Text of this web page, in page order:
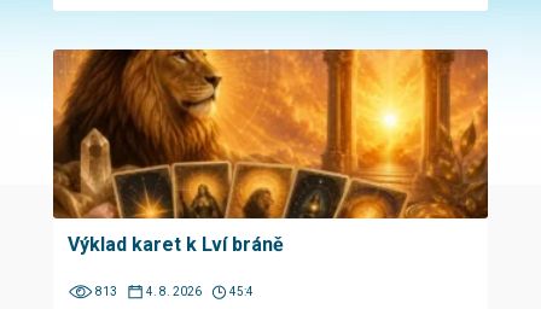
Výklad karet k Lví bráně
813 4. 8. 2026 45:4